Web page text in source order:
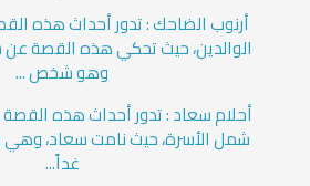
أرنوب الضاحك : تدور أحداث هذه
الوالدين، حيث تحكي هذه القصة
وهو شخص ...
أحلام سعاد : تدور أحداث هذه
شمل الأسرة، حيث نامت سعاد، وهي
غداً...